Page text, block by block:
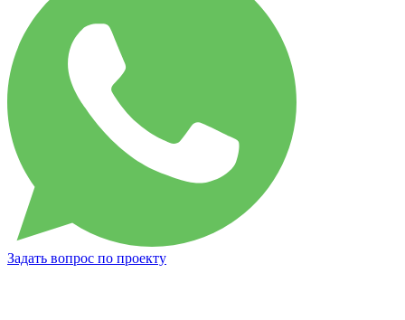
Задать вопрос по проекту